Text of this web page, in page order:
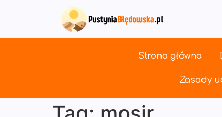
Strona główna
Zasady